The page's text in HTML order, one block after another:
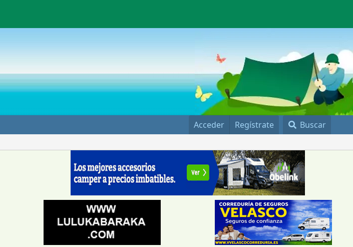
Acceder Regístrate Buscar